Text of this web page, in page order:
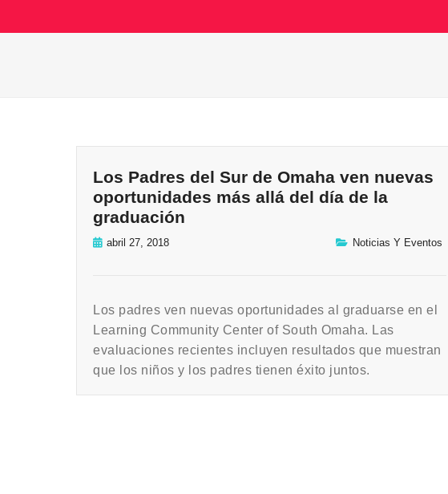
Los Padres del Sur de Omaha ven nuevas
oportunidades más allá del día de la
graduación
abril 27, 2018 Noticias Y Eventos
Los padres ven nuevas oportunidades al graduarse en el
Learning Community Center of South Omaha. Las
evaluaciones recientes incluyen resultados que muestran
que los niños y los padres tienen éxito juntos.